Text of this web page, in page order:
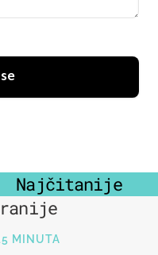
Najčitanije
MINUTA